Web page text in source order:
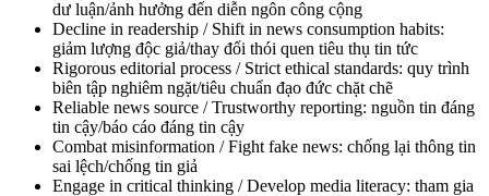
dư luận/ảnh hưởng đến diễn ngôn công cộng
Decline in readership / Shift in news consumption habits:
giảm lượng độc giả/thay đổi thói quen tiêu thụ tin tức
Rigorous editorial process / Strict ethical standards: quy trình
biên tập nghiêm ngặt/tiêu chuẩn đạo đức chặt chẽ
Reliable news source / Trustworthy reporting: nguồn tin đáng
tin cậy/báo cáo đáng tin cậy
Combat misinformation / Fight fake news: chống lại thông tin
sai lệch/chống tin giả
Engage in critical thinking / Develop media literacy: tham gia